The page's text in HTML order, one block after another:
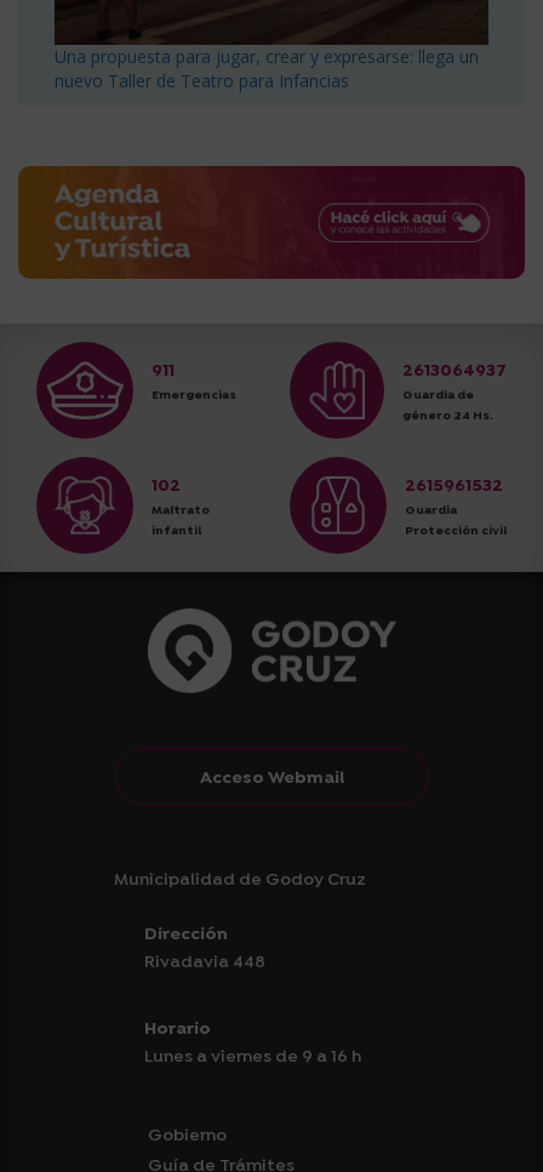
Una propuesta para jugar, crear y expresarse: llega un
nuevo Taller de Teatro para Infancias
911
Emergencias
2613064937
Guardia de
género 24 Hs.
102
Maltrato
infantil
2615961532
Guardia
Protección civil
Acceso Webmail
Municipalidad de Godoy Cruz
Dirección
Rivadavia 448
Horario
Lunes a viernes de 9 a 16 h
Gobierno
Guía de Trámites